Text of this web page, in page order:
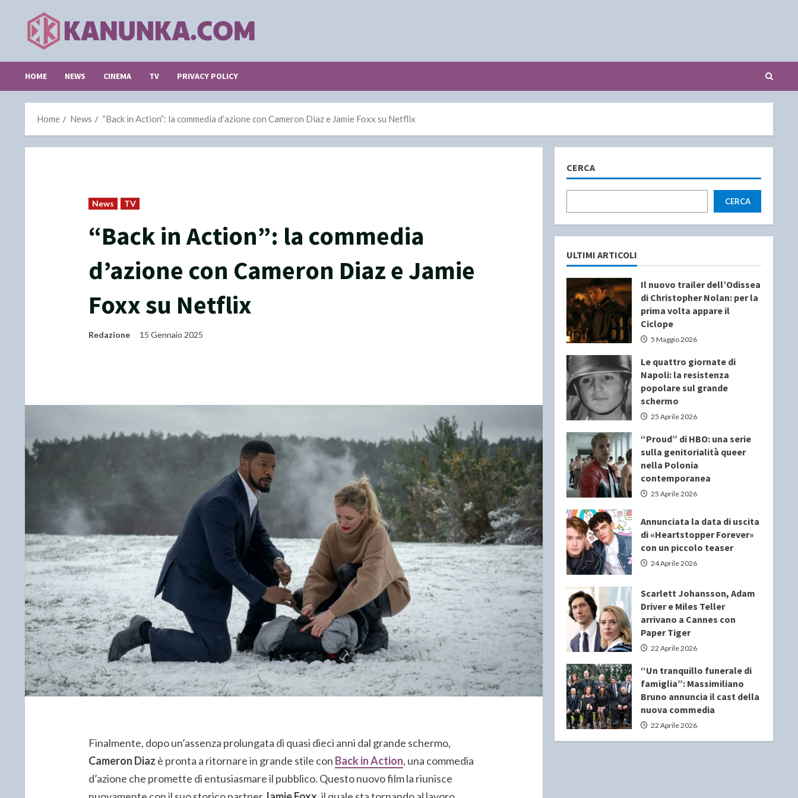
content
HOME NEWS CINEMA TV PRIVACY POLICY
Home News “Back in Action”: la commedia d’azione con Cameron Diaz e Jamie Foxx su Netflix
News TV
“Back in Action”: la commedia
d’azione con Cameron Diaz e Jamie
Foxx su Netflix
Redazione 15 Gennaio 2025
Finalmente, dopo un’assenza prolungata di quasi dieci anni dal grande schermo,
Cameron Diaz è pronta a ritornare in grande stile con Back in Action, una commedia
d’azione che promette di entusiasmare il pubblico. Questo nuovo film la riunisce
CERCA
CERCA
ULTIMI ARTICOLI
Il nuovo trailer dell’Odissea
di Christopher Nolan: per la
prima volta appare il
Ciclope
5 Maggio 2026
Le quattro giornate di
Napoli: la resistenza
popolare sul grande
schermo
25 Aprile 2026
“Proud” di HBO: una serie
sulla genitorialità queer
nella Polonia
contemporanea
25 Aprile 2026
Annunciata la data di uscita
di «Heartstopper Forever»
con un piccolo teaser
24 Aprile 2026
Scarlett Johansson, Adam
Driver e Miles Teller
arrivano a Cannes con
Paper Tiger
22 Aprile 2026
“Un tranquillo funerale di
famiglia”: Massimiliano
Bruno annuncia il cast della
nuova commedia
22 Aprile 2026